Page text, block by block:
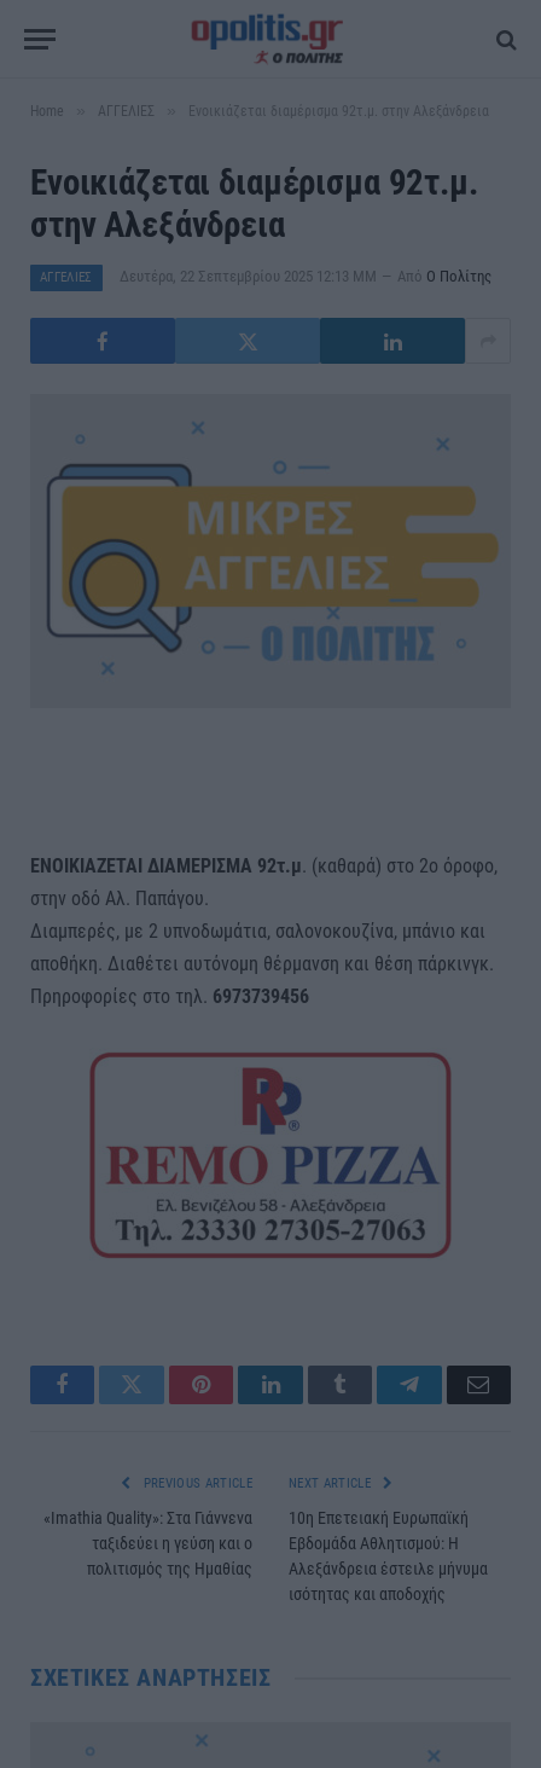
Home ΑΓΓΕΛΙΕΣ Ενοικιάζεται διαμέρισμα 92τ.μ. στην Αλεξάνδρεια
Ενοικιάζεται διαμέρισμα 92τ.μ.
στην Αλεξάνδρεια
ΑΓΓΕΛΙΕΣ Δευτέρα, 22 Σεπτεμβρίου 2025 12:13 ΜΜ Από Ο Πολίτης
ΕΝΟΙΚΙΑΖΕΤΑΙ ΔΙΑΜΕΡΙΣΜΑ 92τ.μ. (καθαρά) στο 2ο όροφο,
στην οδό Αλ. Παπάγου.
Διαμπερές, με 2 υπνοδωμάτια, σαλονοκουζίνα, μπάνιο και
αποθήκη. Διαθέτει αυτόνομη θέρμανση και θέση πάρκινγκ.
Πρηροφορίες στο τηλ. 6973739456
FacebookTwitter PinterestLinkedInTumblr TelegramEmail
PREVIOUS ARTICLE
«Imathia Quality»: Στα Γιάννενα
ταξιδεύει η γεύση και ο
πολιτισμός της Ημαθίας
NEXT ARTICLE
10η Επετειακή Ευρωπαϊκή
Εβδομάδα Αθλητισμού: Η
Αλεξάνδρεια έστειλε μήνυμα
ισότητας και αποδοχής
ΣΧΕΤΙΚΈΣ ΑΝΑΡΤΉΣΕΙΣ